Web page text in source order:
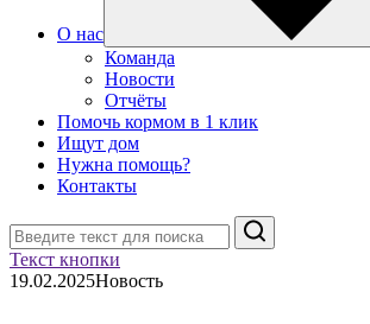
О нас
Команда
Новости
Отчёты
Помочь кормом в 1 клик
Ищут дом
Нужна помощь?
Контакты
Поиск
Текст кнопки
19.02.2025Новость